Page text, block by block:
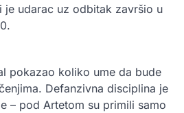
je udarac uz odbitak završio u
pokazao koliko ume da bude
Defanzivna disciplina je
– pod Artetom su primili samo